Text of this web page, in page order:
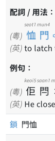
配詞 / 用法：
(粵) 恤門
seot1 mun4
(英) to latch
例句：
(粵) 佢
keoi5
閂
saan1
(英) He
鎖 門恤